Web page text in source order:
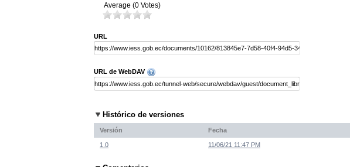
Average (0 Votes)
URL
URL de WebDAV
Histórico de versiones
Versión Fecha
1.0 11/06/21 11:47 PM